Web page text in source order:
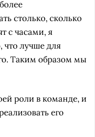
столько, сколько
с часами, я
что лучше для
Таким образом мы
роли в команде, и
его